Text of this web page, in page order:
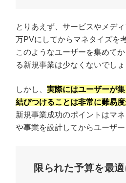
とりあえず、サービスやメデ
万PVにしてからマネタイズを
このようなユーザーを集めて
る新規事業は少なくないでしょ
しかし、 実際にはユーザーが
結びつけることは非常に難易
新規事業成功のポイントはマ
や事業を設計してからユーザー
限られた予算を最